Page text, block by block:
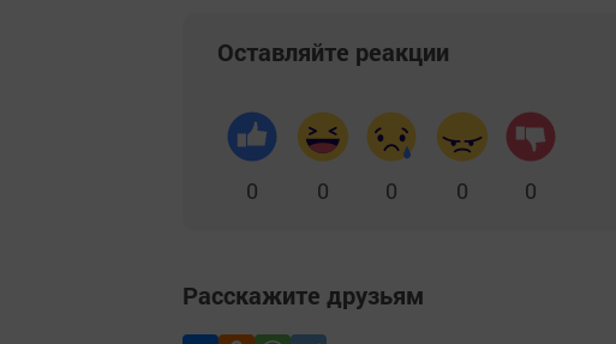
Оставляйте реакции
0 0 0 0 0
Расскажите друзьям